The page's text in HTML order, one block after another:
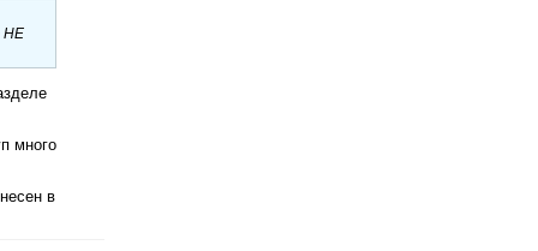
НЕ
много
в